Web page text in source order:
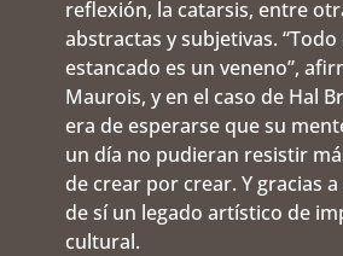
reflexión, la catarsis, entre
abstractas y subjetivas. “Todo
estancado es un veneno”,
Maurois, y en el caso de Hal
era de esperarse que su
un día no pudieran resistir
de crear por crear. Y gracias
de sí un legado artístico de
cultural.